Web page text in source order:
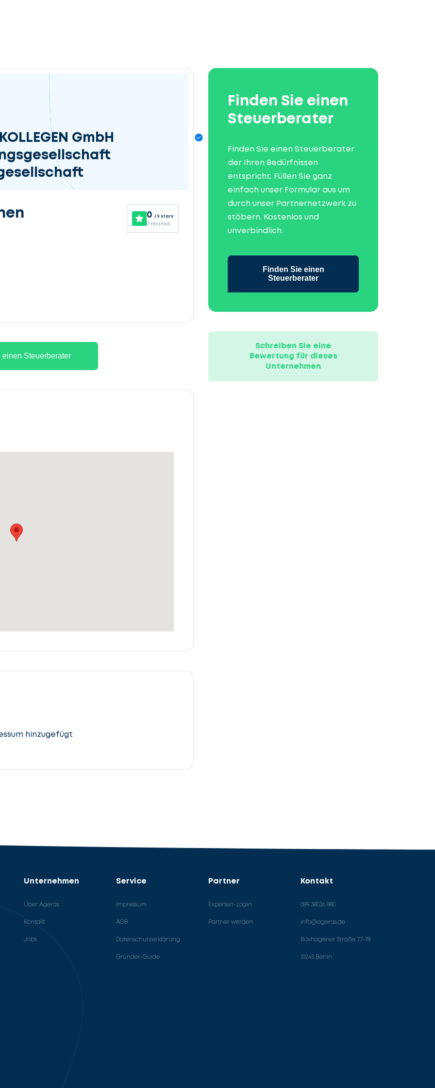
GmbH
0 / 5 stars
0 reviews
einen Steuerberater
hinzugefügt
Finden Sie einen
Steuerberater
Finden Sie einen Steuerberater
der Ihren Bedürfnissen
entspricht. Füllen Sie ganz
einfach unser Formular aus um
durch unser Partnernetzwerk zu
stöbern. Kostenlos und
unverbindlich.
Finden Sie einen
Steuerberater
Schreiben Sie eine
Bewertung für dieses
Unternehmen
Unternehmen
Über Ageras
Kontakt
Jobs
Service
Impressum
AGB
Datenschutzerklärung
Gründer-Guide
Partner
Experten-Login
Partner werden
Kontakt
089 38036 880
info@ageras.de
Boxhagener Straße 77-78
10245 Berlin